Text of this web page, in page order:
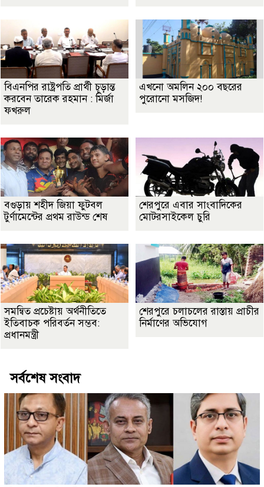
বিএনপির রাষ্ট্রপতি প্রার্থী চূড়ান্ত
করবেন তারেক রহমান : মির্জা
ফখরুল
এখনো অমলিন ২০০ বছরের
পুরোনো মসজিদ!
বগুড়ায় শহীদ জিয়া ফুটবল
টুর্ণামেন্টের প্রথম রাউন্ড শেষ
শেরপুরে এবার সাংবাদিকের
মোটরসাইকেল চুরি
সমন্বিত প্রচেষ্টায় অর্থনীতিতে
ইতিবাচক পরিবর্তন সম্ভব:
প্রধানমন্ত্রী
শেরপুরে চলাচলের রাস্তায় প্রাচীর
নির্মাণের অভিযোগ
সর্বশেষ সংবাদ